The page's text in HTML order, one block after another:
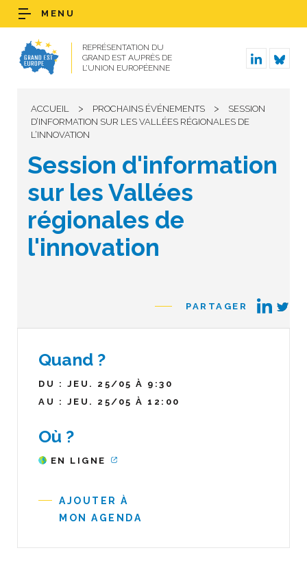
REPRÉSENTATION DU
GRAND EST AUPRÈS DE
L’UNION EUROPÉENNE
MENU
ACCUEIL > PROCHAINS ÉVÉNEMENTS >
SESSION
D’INFORMATION SUR LES VALLÉES RÉGIONALES DE
L’INNOVATION
Session d'information
sur les Vallées
régionales de
l'innovation
PARTAGER
Quand ?
DU : JEU. 25/05 À 9:30
AU : JEU. 25/05 À 12:00
Où ?
EN LIGNE
AJOUTER À
MON AGENDA